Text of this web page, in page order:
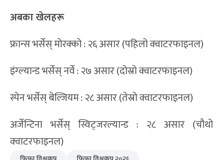
अबका खेलहरू
फ्रान्स भर्सेस् मोरक्को : २६ असार (पहिलो क्वाटरफाइनल)
इंग्ल्यान्ड भर्सेस् नर्वे : २७ असार (दोस्रो क्वाटरफाइनल)
स्पेन भर्सेस् बेल्जियम : २८ असार (तेस्रो क्वाटरफाइनल)
अर्जेन्टिना भर्सेस् स्विट्जरल्यान्ड : २८ असार (चौथो
क्वाटरफाइनल)